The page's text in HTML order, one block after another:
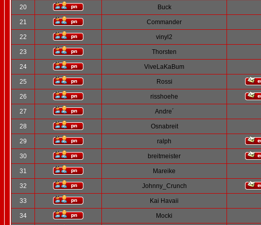
20 Buck
21 Commander
22 vinyl2
23 Thorsten
24 ViveLaKaBum
25 Rossi
26 risshoehe
27 Andre´
28 Osnabreit
29 ralph
30 breitmeister
31 Mareike
32 Johnny_Crunch
33 Kai Havaii
34 Mocki